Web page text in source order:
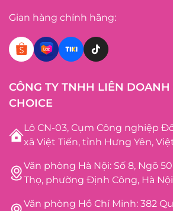
Gian hàng chính hãng:
CÔNG TY TNHH LIÊN DOANH
CHOICE
Lô CN-03, Cụm Công nghiệp
xã Việt Tiến, tỉnh Hưng Yên,
Văn phòng Hà Nội: Số 8, Ngõ
Thọ, phường Định Công, Hà
Văn phòng Hồ Chí Minh: 382